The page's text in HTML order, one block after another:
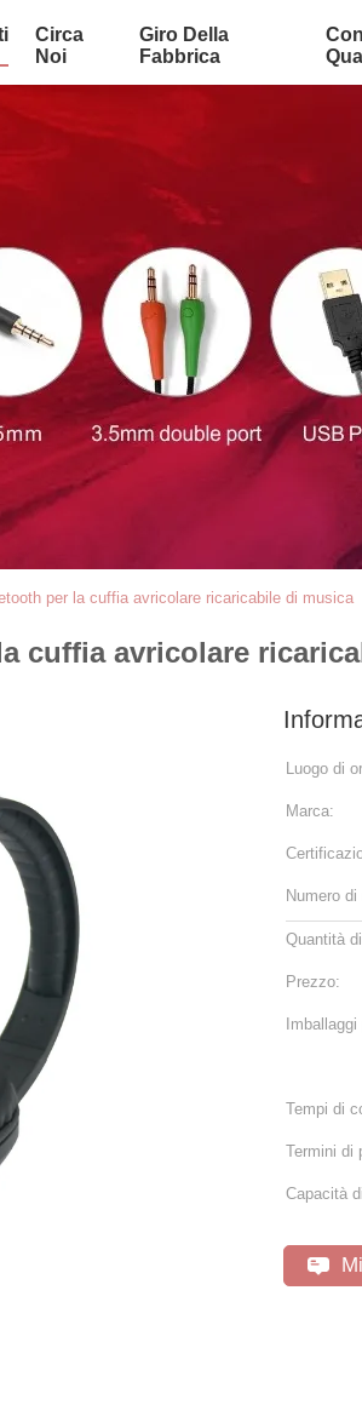
Circa
Noi
Giro Della
Fabbrica
per la cuffia avricolare ricaricabile di musica
cuffia avricolare
Luogo di
Marca:
Numero
Quantità
Prezzo:
Tempi di
Termini di
Capacità